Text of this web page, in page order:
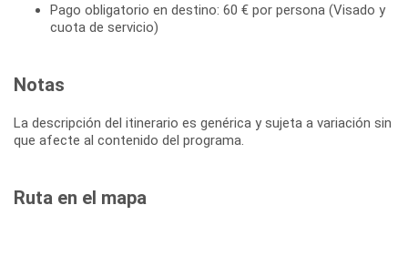
Pago obligatorio en destino: 60 € por persona (Visado y
cuota de servicio)
Notas
La descripción del itinerario es genérica y sujeta a variación sin
que afecte al contenido del programa.
Ruta en el mapa